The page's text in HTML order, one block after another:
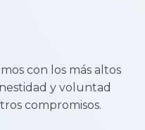
con los más altos
y voluntad
compromisos.